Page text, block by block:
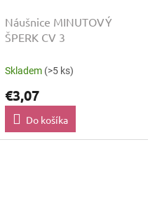
Náušnice MINUTOVÝ
ŠPERK CV 3
Skladem (>5 ks)
€3,07
Do košíka